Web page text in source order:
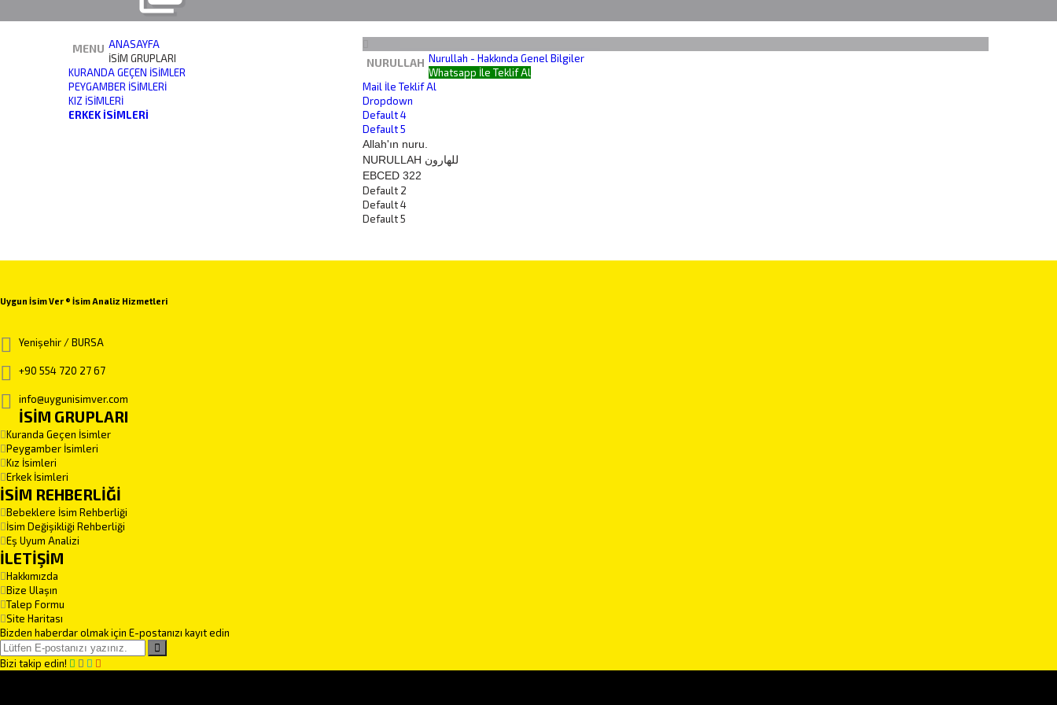
NURULLAH Nurullah - Hakkında Genel Bilgiler
Whatsapp İle Teklif Al
Mail İle Teklif Al
Dropdown
Default 4
Default 5
Allah'ın nuru.
NURULLAH للهارون
EBCED 322
Default 2
Default 4
Default 5
MENU ANASAYFA
İSİM GRUPLARI
KURANDA GEÇEN İSIMLER
PEYGAMBER İSIMLERI
KIZ İSIMLERI
ERKEK İSIMLERI
Uygun İsim Ver ® İsim Analiz Hizmetleri
Yenişehir / BURSA
+90 554 720 27 67
info@uygunisimver.com
İSİM GRUPLARI
Kuranda Geçen İsimler
Peygamber İsimleri
Kız İsimleri
Erkek İsimleri
İSİM REHBERLİĞİ
Bebeklere İsim Rehberliği
İsim Değişikliği Rehberliği
Eş Uyum Analizi
İLETİŞİM
Hakkımızda
Bize Ulaşın
Talep Formu
Site Haritası
Bizden haberdar olmak için E-postanızı kayıt edin
Bizi takip edin!